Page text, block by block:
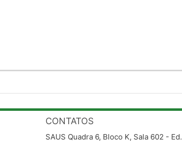
CONTATOS
SAUS Quadra 6, Bloco K, Sala 602 - Ed.